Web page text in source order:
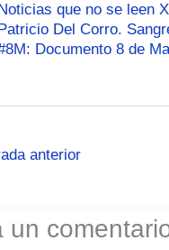
Noticias que no se leen X
Patricio Del Corro.
Documento 8 de
anterior
un